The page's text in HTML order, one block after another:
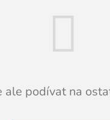
ale podívat na